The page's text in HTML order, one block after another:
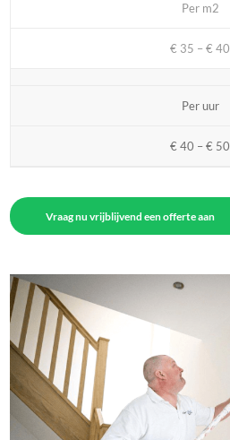
Per m2
€ 35 – € 40
Per uur
€ 40 – € 50
Vraag nu vrijblijvend een offerte aan